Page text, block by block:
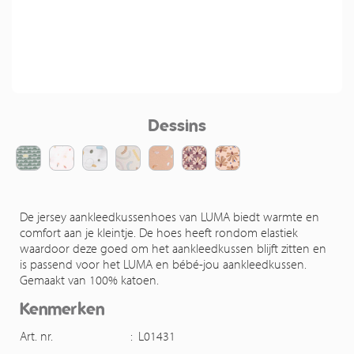
Dessins
De jersey aankleedkussenhoes van LUMA biedt warmte en
comfort aan je kleintje. De hoes heeft rondom elastiek
waardoor deze goed om het aankleedkussen blijft zitten en
is passend voor het LUMA en bébé-jou aankleedkussen.
Gemaakt van 100% katoen.
Kenmerken
Art. nr. : L01431